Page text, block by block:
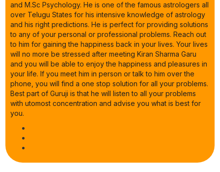
and M.Sc Psychology. He is one of the famous astrologers all
over Telugu States for his intensive knowledge of astrology
and his right predictions. He is perfect for providing solutions
to any of your personal or professional problems. Reach out
to him for gaining the happiness back in your lives. Your lives
will no more be stressed after meeting Kiran Sharma Garu
and you will be able to enjoy the happiness and pleasures in
your life. If you meet him in person or talk to him over the
phone, you will find a one stop solution for all your problems.
Best part of Guruji is that he will listen to all your problems
with utomost concentration and advise you what is best for
you.